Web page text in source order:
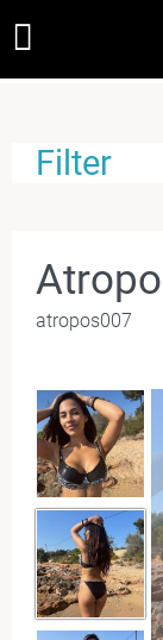
Filter
atropos007